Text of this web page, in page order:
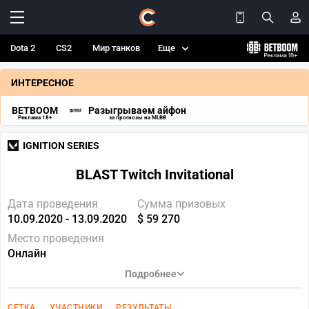
Dota 2 CS2 Мир танков Еще
ИНТЕРЕСНОЕ
BETBOOM
Реклама 18+
Разыгрываем айфон
за прогнозы на MLBB
IGNITION SERIES
BLAST Twitch Invitational
Дата проведения
10.09.2020 - 13.09.2020
Сумма призовых
$ 59 270
Место проведения
Онлайн
Подробнее